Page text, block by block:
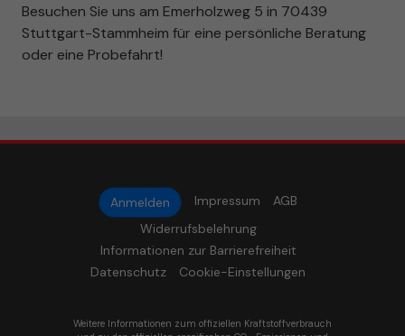
Besuchen Sie uns am Emerholzweg 5 in 70439
Stuttgart-Stammheim für eine persönliche Beratung
oder eine Probefahrt!
Anmelden Impressum
AGB
Widerrufsbelehrung
Informationen zur Barrierefreiheit
Datenschutz
Cookie-Einstellungen
Weitere Informationen zum offiziellen Kraftstoffverbrauch